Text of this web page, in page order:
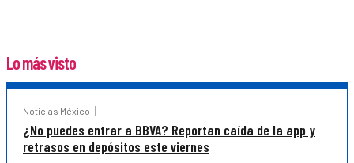
Lo más visto
Noticias México
¿No puedes entrar a BBVA? Reportan caída de la app y
retrasos en depósitos este viernes